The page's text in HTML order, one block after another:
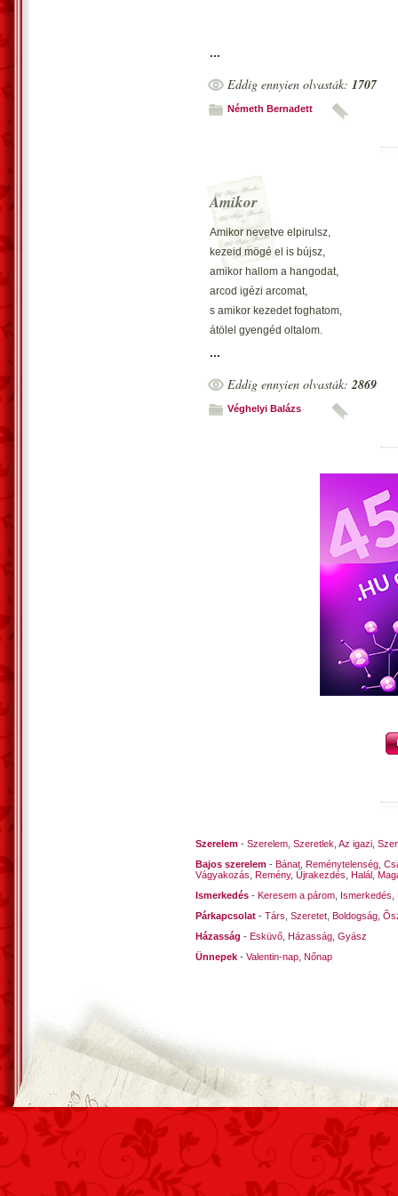
csókoddal szép az elmúlás.
úgy szeress, hogy eleveníts,
holtomiglan te melegíts.
...
Eddig ennyien olvasták: 1707
Németh Bernadett
Amikor
Amikor nevetve elpirulsz,
kezeid mögé el is bújsz,
amikor hallom a hangodat,
arcod igézi arcomat,
s amikor kezedet foghatom,
átölel gyengéd oltalom.
ránk tekint, fürkész kíváncsian,
pedig járnak még annyian
...
Eddig ennyien olvasták:2869
Véghelyi Balázs
Szerelem - Szerelem Szeretlek Az igazi
Bajos szerelem - Bánat Reménytelenség
Vágyakozás Remény, Újrakezdés Halál
Ismerkedés - Keresem a párom Ismerkedés
Párkapcsolat - Társ Szeretet Boldogság
Házasság - Esküvő Házasság Gyász
Ünnepek - Valentin-nap Nőnap